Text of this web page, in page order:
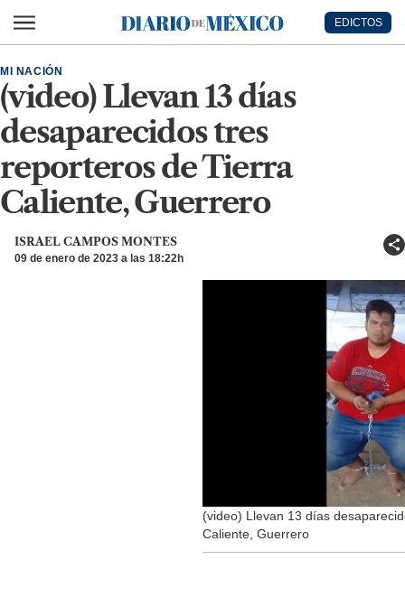
Diario de México
EDICTOS
(video) Llevan 13 días
desaparecidos tres
reporteros de Tierra
Caliente, Guerrero
MI NACIÓN
ISRAEL CAMPOS MONTES
09 de enero de 2023 a las 18:22h
(video) Llevan 13 días
Caliente, Guerrero